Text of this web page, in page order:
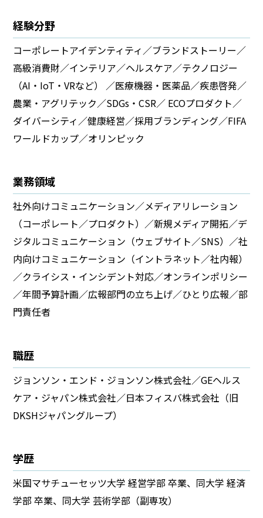
経験分野​
コーポレートアイデンティティ／ブランドストーリー／
高級消費財／インテリア／ヘルスケア／テクノロジー
（AI・IoT・VRなど） ／医療機器・医薬品／疾患啓発／
農業・アグリテック／SDGs・CSR／ ECOプロダクト／
ダイバーシティ／健康経営／採用ブランディング／FIFA
ワールドカップ／オリンピック
業務領域
社外向けコミュニケーション／メディアリレーション
（コーポレート／プロダクト）／新規メディア開拓／デ
ジタルコミュニケーション（ウェブサイト／SNS）／社
内向けコミュニケーション（イントラネット／社内報）
／クライシス・インシデント対応／オンラインポリシー
／年間予算計画／広報部門の立ち上げ／ひとり広報／部
門責任者
職歴​
ジョンソン・エンド・ジョンソン株式会社／GEヘルス
ケア・ジャパン株式会社／日本フィスバ株式会社（旧
DKSHジャパングループ）
学歴​
米国マサチューセッツ大学 経営学部 卒業、同大学 経済
学部 卒業​、同大学 芸術学部（副専攻）​